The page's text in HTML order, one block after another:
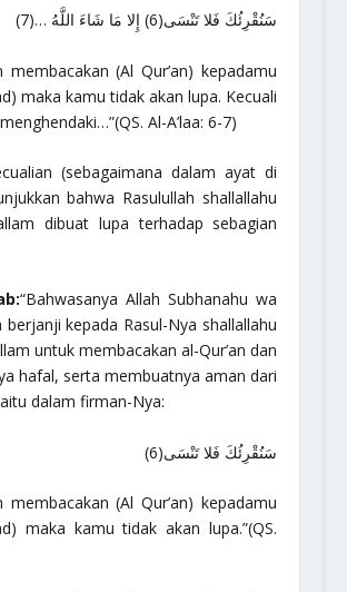
سَنُقْرِئُكَ فَلا تَنْسَى(6) إِلا مَا شَاءَ اللَّهُ …(7)
membacakan (Al Qur’an) kepadamu
maka kamu tidak akan lupa. Kecuali
(QS. Al-A’laa: 6-7)
(sebagaimana dalam ayat di
bahwa Rasulullah shallallahu
dibuat lupa terhadap sebagian
“Bahwasanya AllahSubhanahu wa
berjanji kepada Rasul-Nya shallallahu
untuk membacakan al-Qur’an dan
hafal, serta membuatnya aman dari
dalam firman-Nya:
سَنُقْرِئُكَ فَلا تَنْسَى(6)
membacakan (Al Qur’an) kepadamu
maka kamu tidak akan lupa.”(QS.